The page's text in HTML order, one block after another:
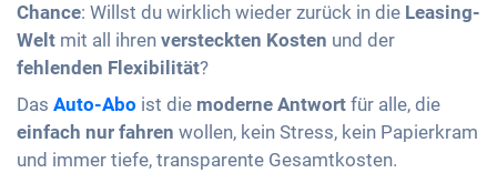
Chance: Willst du wirklich wieder zurück in die Leasing-
Welt mit all ihren versteckten Kosten und der
fehlenden Flexibilität?
Das Auto-Abo ist die moderne Antwort für alle, die
einfach nur fahren wollen, kein Stress, kein Papierkram
und immer tiefe, transparente Gesamtkosten.